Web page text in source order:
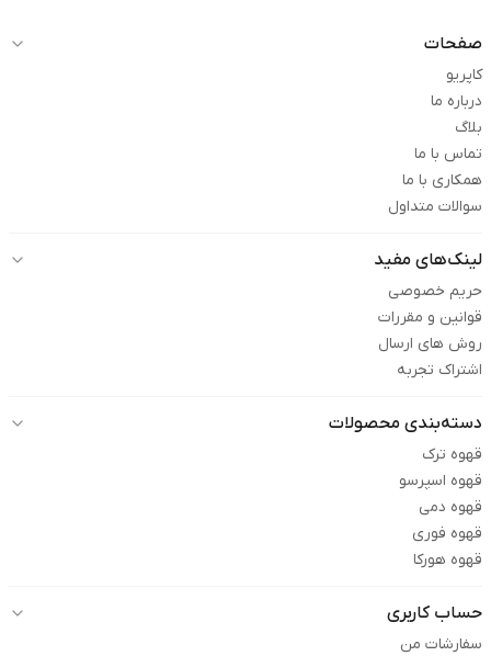
صفحات
کاپریو
درباره ما
بلاگ
تماس با ما
همکاری با ما
سوالات متداول
لینک‌های مفید
حریم خصوصی
قوانین و مقررات
روش های ارسال
اشتراک تجربه
دسته‌بندی محصولات
قهوه ترک
قهوه اسپرسو
قهوه دمی
قهوه فوری
قهوه هورکا
حساب کاربری
سفارشات من